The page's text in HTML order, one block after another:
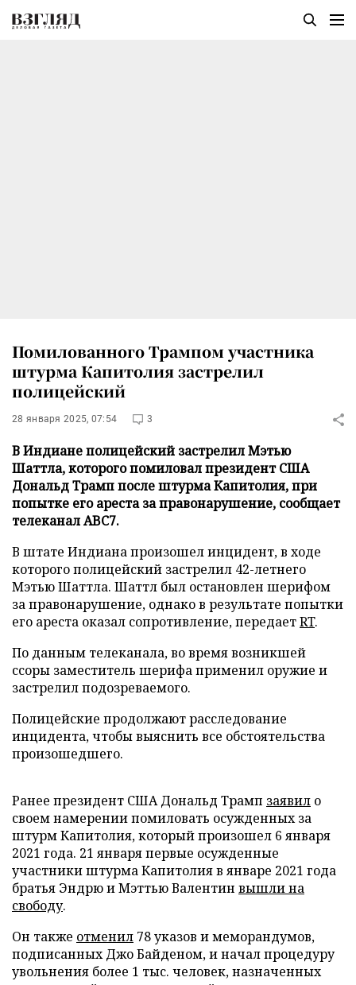
Помилованного Трампом участника
штурма Капитолия застрелил
полицейский
28 января 2025, 07:54 3
В Индиане полицейский застрелил Мэтью
Шаттла, которого помиловал президент США
Дональд Трамп после штурма Капитолия, при
попытке его ареста за правонарушение, сообщает
телеканал ABC7.
В штате Индиана произошел инцидент, в ходе
которого полицейский застрелил 42-летнего
Мэтью Шаттла. Шаттл был остановлен шерифом
за правонарушение, однако в результате попытки
его ареста оказал сопротивление, передаетRT.
По данным телеканала, во время возникшей
ссоры заместитель шерифа применил оружие и
застрелил подозреваемого.
Полицейские продолжают расследование
инцидента, чтобы выяснить все обстоятельства
произошедшего.
Ранее президент США Дональд Трамп заявил о
своем намерении помиловать осужденных за
штурм Капитолия, который произошел 6 января
2021 года. 21 января первые осужденные
участники штурма Капитолия в январе 2021 года
братья Эндрю и Мэттью Валентин вышли на
свободу.
Он также отменил 78 указов и меморандумов,
подписанных Джо Байденом, и начал процедуру
увольнения более 1 тыс. человек, назначенных